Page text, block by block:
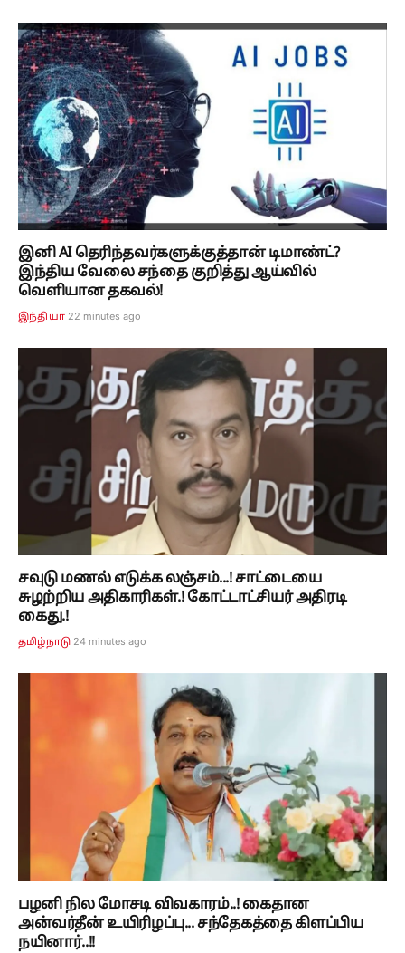
இனி AI தெரிந்தவர்களுக்குத்தான் டிமாண்ட்?
இந்திய வேலை சந்தை குறித்து ஆய்வில்
வெளியான தகவல்!
இந்தியா 22 minutes ago
சவுடு மணல் எடுக்க லஞ்சம்...! சாட்டையை
சுழற்றிய அதிகாரிகள்.! கோட்டாட்சியர் அதிரடி
கைது.!
தமிழ்நாடு 24 minutes ago
பழனி நில மோசடி விவகாரம்..! கைதான
அன்வர்தீன் உயிரிழப்பு... சந்தேகத்தை கிளப்பிய
நயினார்..!!